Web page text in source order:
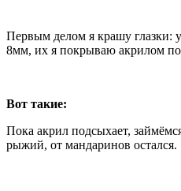
Первым делом я крашу глазки:
8мм, их я покрываю акрилом по
Вот такие:
Пока акрил подсыхает,
рыжий, от мандаринов остался.